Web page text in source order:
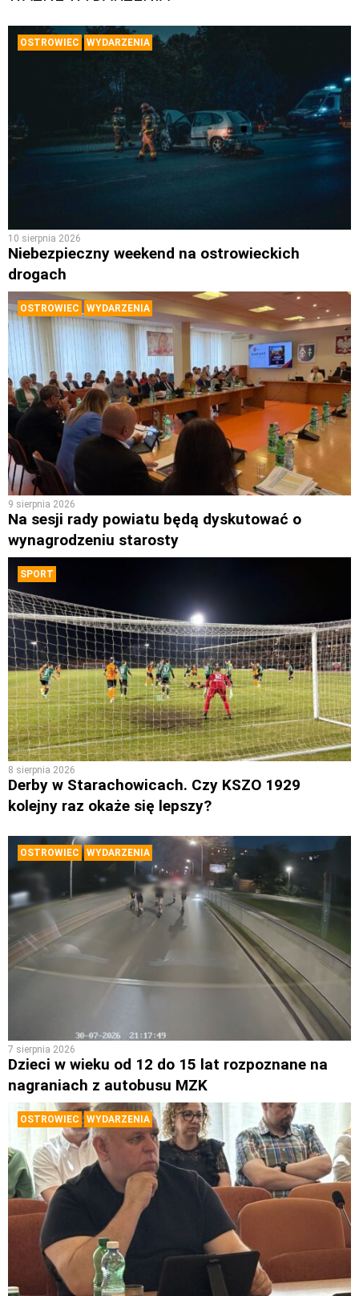
OSTROWIEC WYDARZENIA
10 sierpnia 2026
Niebezpieczny weekend na ostrowieckich
drogach
OSTROWIEC WYDARZENIA
9 sierpnia 2026
Na sesji rady powiatu będą dyskutować o
wynagrodzeniu starosty
SPORT
8 sierpnia 2026
Derby w Starachowicach. Czy KSZO 1929
kolejny raz okaże się lepszy?
OSTROWIEC WYDARZENIA
7 sierpnia 2026
Dzieci w wieku od 12 do 15 lat rozpoznane na
nagraniach z autobusu MZK
OSTROWIEC WYDARZENIA